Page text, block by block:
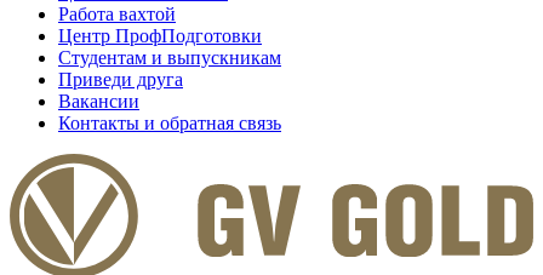
Работа вахтой
Центр ПрофПодготовки
Студентам и выпускникам
Приведи друга
Вакансии
Контакты и обратная связь